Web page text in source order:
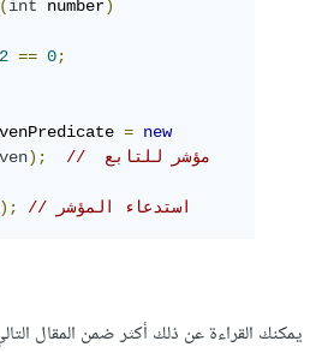
(int number)
2 == 0;
=
new
);
// مؤشر للتابع
); // استدعاء المؤشر
يمكنك القراءة عن ذلك أكثر ضمن المقال